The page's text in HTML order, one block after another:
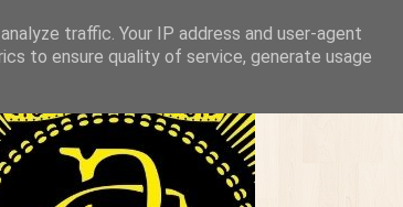
traffic. Your IP address and user-agent
to ensure quality of service, generate usage